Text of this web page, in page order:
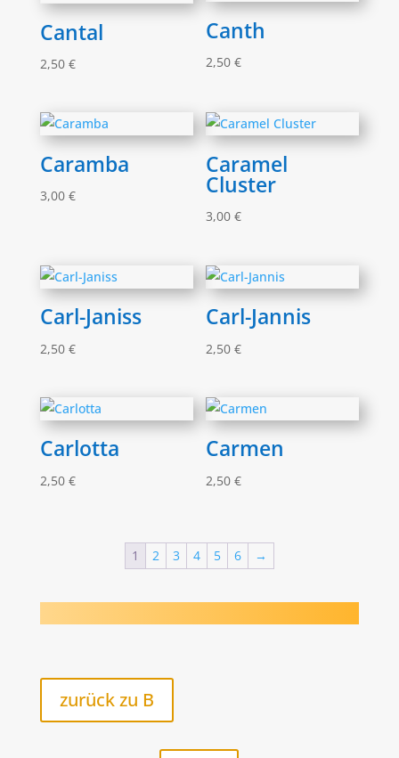
Cantal
2,50 €
Canth
2,50€
Caramba
3,00 €
Caramel
Cluster
3,00€
Carl-Janiss
2,50 €
Carl-Jannis
2,50€
Carlotta
2,50 €
Carmen
2,50€
1 2 3 4 5 6 →
zurück zu B